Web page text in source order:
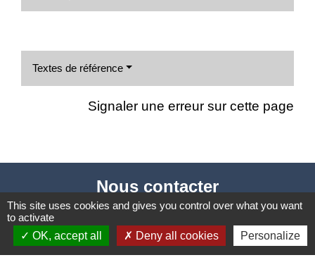
Textes de référence
Signaler une erreur sur cette page
Nous contacter
Commune de Puylaurens
1 rue de la Mairie
81700 Puylaurens - FRANCE
This site uses cookies and gives you control over what you want
to activate
OK, accept all
Deny all cookies Personalize